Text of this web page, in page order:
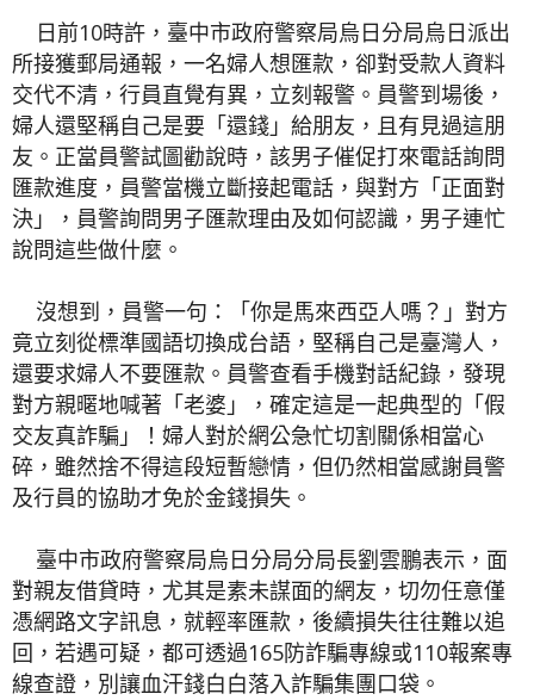
日前10時許，臺中市政府警察局烏日分局烏日派出
所接獲郵局通報，一名婦人想匯款，卻對受款人資料
交代不清，行員直覺有異，立刻報警。員警到場後，
婦人還堅稱自己是要「還錢」給朋友，且有見過這朋
友。正當員警試圖勸說時，該男子催促打來電話詢問
匯款進度，員警當機立斷接起電話，與對方「正面對
決」，員警詢問男子匯款理由及如何認識，男子連忙
說問這些做什麼。
沒想到，員警一句：「你是馬來西亞人嗎？」對方
竟立刻從標準國語切換成台語，堅稱自己是臺灣人，
還要求婦人不要匯款。員警查看手機對話紀錄，發現
對方親暱地喊著「老婆」，確定這是一起典型的「假
交友真詐騙」！婦人對於網公急忙切割關係相當心
碎，雖然捨不得這段短暫戀情，但仍然相當感謝員警
及行員的協助才免於金錢損失。
臺中市政府警察局烏日分局分局長劉雲鵬表示，面
對親友借貸時，尤其是素未謀面的網友，切勿任意僅
憑網路文字訊息，就輕率匯款，後續損失往往難以追
回，若遇可疑，都可透過165防詐騙專線或110報案專
線查證，別讓血汗錢白白落入詐騙集團口袋。